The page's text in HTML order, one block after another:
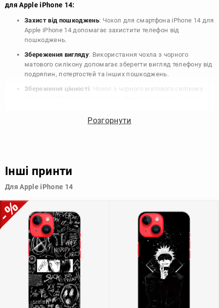
для Apple iPhone 14:
Захист від пошкоджень: Чохол для смартфона iPhone 14 для
Apple iPhone 14 допомагає захистити телефон від
пошкоджень.
Збереження вигляду: Використання чохла з чорного
матового силікону допомагає зберегти вигляд телефону від
подряпин, потертостей та інших пошкоджень.
Збереження цінності: Чохол з чорного матового силікону
продати свій пристрій в майбутньому.
Узагалі, чохол для телефону - це дуже корисний аксесуар, який
допомагає захистити ваш пристрій, зберегти його цінність і
Розгорнути
Інші принти
Для Apple iPhone 14